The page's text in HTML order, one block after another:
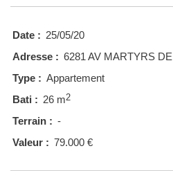
Date : 25/05/20
Adresse : 6281 AV MARTYRS
Type : Appartement
Bati : 26 m2
Terrain : -
Valeur : 79.000 €